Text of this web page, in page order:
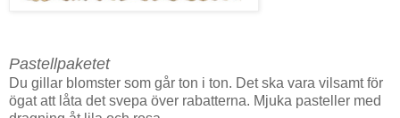
Pastellpaketet
Du gillar blomster som går ton i ton. Det ska vara vilsamt för
ögat att låta det svepa över rabatterna. Mjuka pasteller med